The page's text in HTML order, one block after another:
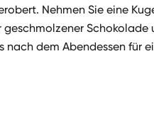
Nehmen Sie eine
dem Abendessen für